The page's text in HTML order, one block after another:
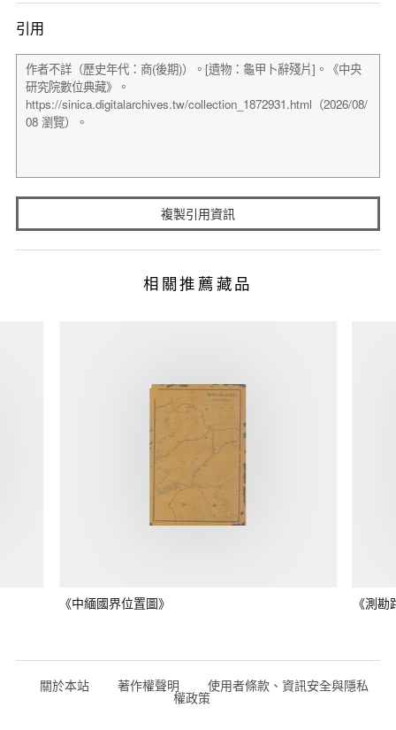
引用
複製引用資訊
相關推薦藏品
《中緬國界位置圖》 《測
關於本站 著作權聲明 使用者條款、資訊安全與隱私
權政策